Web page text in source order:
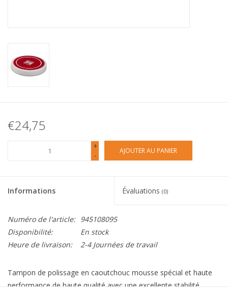
€24,75
+
-
AJOUTER AU PANIER
Informations Évaluations (0)
Numéro de l'article: 945108095
Disponibilité:
En stock
Heure de livraison:
2-4 Journées de travail
Tampon de polissage en caoutchouc mousse spécial et haute
performance de haute qualité avec une excellente stabilité